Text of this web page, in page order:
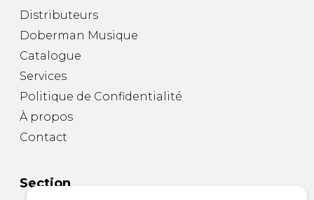
Distributeurs
Doberman Musique
Catalogue
Services
Politique de Confidentialité
À propos
Contact
Section